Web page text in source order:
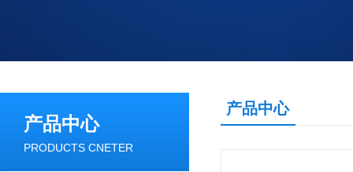
产品中心
PRODUCTS CNETER
产品中心